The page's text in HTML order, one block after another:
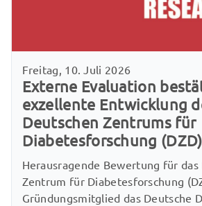
Freitag, 10. Juli 2026
Externe Evaluation
exzellente Entwicklung
Deutschen Zentrums für
Diabetesforschung (DZD)
Herausragende Bewertung für das
Zentrum für Diabetesforschung
Gründungsmitglied das Deutsche